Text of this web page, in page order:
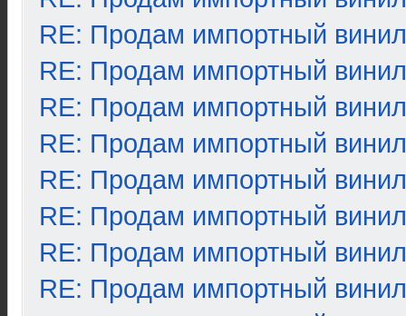
RE: Продам импортный винил
RE: Продам импортный винил
RE: Продам импортный винил
RE: Продам импортный винил
RE: Продам импортный винил
RE: Продам импортный винил
RE: Продам импортный винил
RE: Продам импортный винил